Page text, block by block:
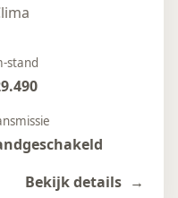
stand
Bekijk details